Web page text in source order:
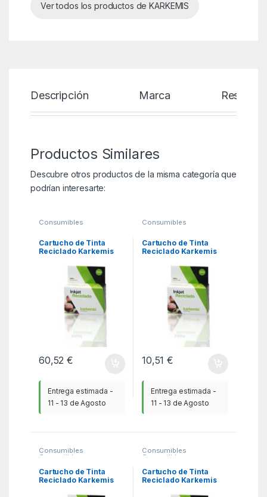
Ver todos los productos de KARKEMIS
Descripción Marca Reseñas
Productos Similares
Descubre otros productos de la misma categoría que
podrían interesarte:
Consumibles
HP,KSA
Cartucho de Tinta
Reciclado Karkemis
Capacidad/ Negro
60,52€
Entrega estimada -
11 - 13 de Agosto
Consumibles
HP,KSA
Cartucho de Tinta
Reciclado Karkemis
Capacidad/ Negro
10,51€
Entrega estimada -
11 - 13 de Agosto
Consumibles
Compatibles
HP,KSA
Cartucho de Tinta
Reciclado Karkemis
Consumibles
Compatibles
HP,KSA
Cartucho de Tinta
Reciclado Karkemis